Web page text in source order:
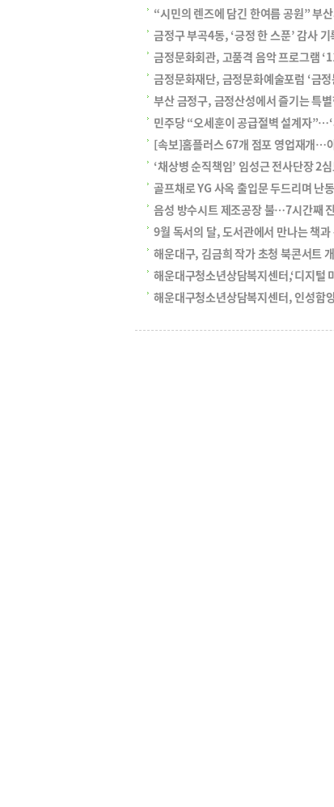
“시민의 렌즈에 담긴 한여름 공원” 부
금정구 부곡4동, ‘긍정 한 스푼’ 감사
금정문화회관, 고품격 음악 프로그램
금정문화재단, 금정문화예술포럼 ‘금
부산 금정구, 금정산성에서 즐기는 특
민주당 “오세훈이 공급절벽 설계자
[속보]홈플러스 67개 점포 영업재개…
‘채상병 순직책임’ 임성근 전사단장 2
골프채로 YG 사옥 출입문 두드리며 난
음성 방수시트 제조공장 불…7시간째
9월 독서의 달, 도서관에서 만나는 책
해운대구, 김금희 작가 초청 북콘서트
해운대구청소년상담복지센터,‘디지털
해운대구청소년상담복지센터, 인성함